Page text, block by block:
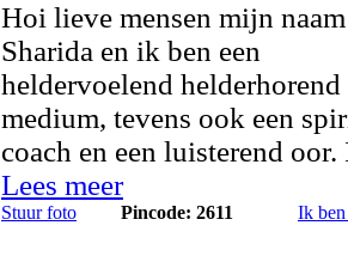
Hoi lieve mensen mijn
Sharida en ik ben een
heldervoelend helderhorend
medium, tevens ook een
coach en een luisterend oor.
Lees meer
Stuur foto Pincode: 2611 Ik